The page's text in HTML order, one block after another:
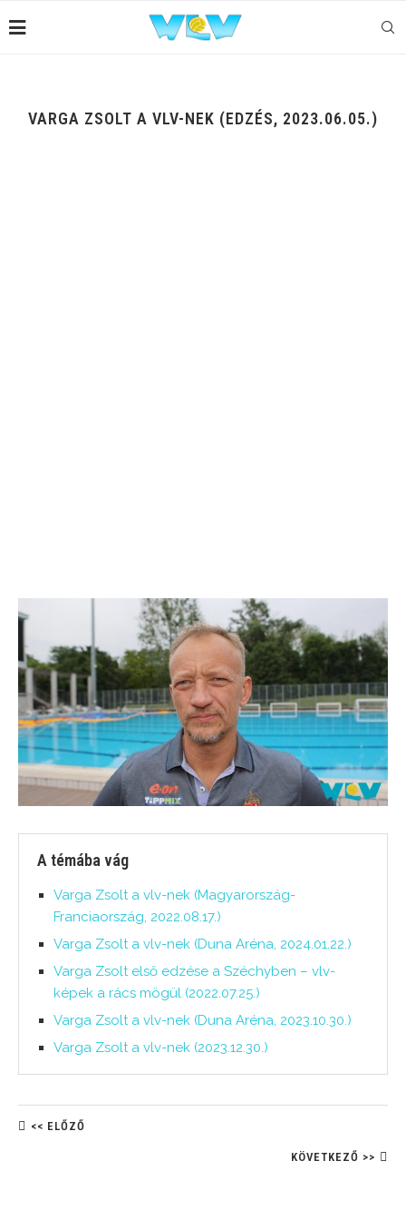
VARGA ZSOLT A VLV-NEK (EDZÉS, 2023.06.05.)
A témába vág
Varga Zsolt a vlv-nek (Magyarország-
Franciaország, 2022.08.17.)
Varga Zsolt a vlv-nek (Duna Aréna, 2024.01.22.)
Varga Zsolt első edzése a Széchyben – vlv-
képek a rács mögül (2022.07.25.)
Varga Zsolt a vlv-nek (Duna Aréna, 2023.10.30.)
Varga Zsolt a vlv-nek (2023.12.30.)
<< ELŐZŐ
KÖVETKEZŐ >>